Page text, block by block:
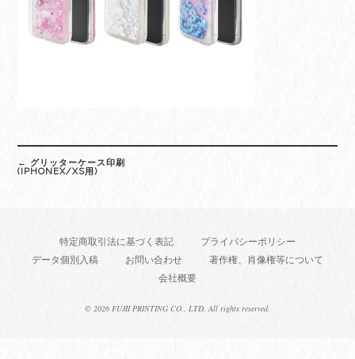
navigation
← グリッターケース印刷
(IPHONEX/XS用)
特定商取引法に基づく表記
プライバシーポリシー
データ個別入稿
お問い合わせ
著作権、肖像権等について
会社概要
© 2026 FUJII PRINTING CO., LTD. All rights reserved.